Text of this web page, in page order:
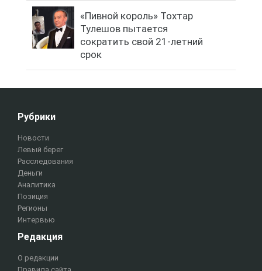
«Пивной король» Тохтар
Тулешов пытается
сократить свой 21-летний
срок
Рубрики
Новости
Левый берег
Расследования
Деньги
Аналитика
Позиция
Регионы
Интервью
Редакция
О редакции